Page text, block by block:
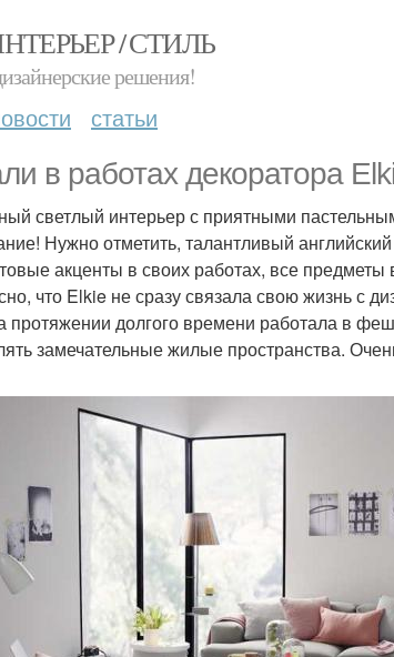
/ СТИЛЬ
решения!
статьи
в работах декоратора
светлый интерьер с приятными
Нужно отметить, талантливый
акценты в своих работах, все
что Elkie не сразу связала свою жизнь с
протяжении долгого времени работала в
замечательные жилые пространства.